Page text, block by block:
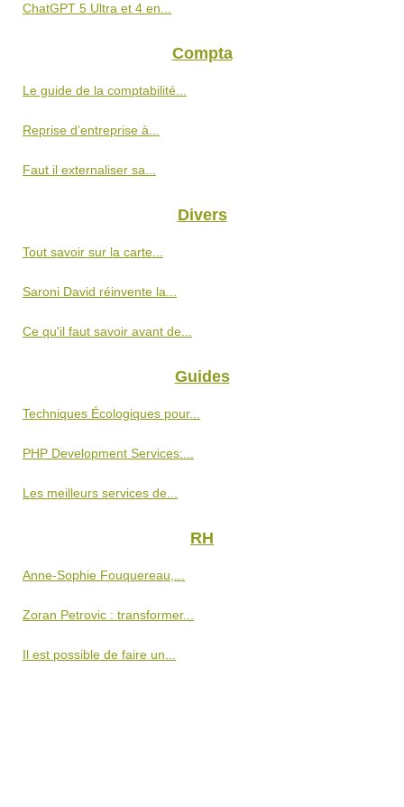
ChatGPT 5 Ultra et 4 en...
Compta
Le guide de la comptabilité...
Reprise d’entreprise à...
Faut il externaliser sa...
Divers
Tout savoir sur la carte...
Saroni David réinvente la...
Ce qu'il faut savoir avant de...
Guides
Techniques Écologiques pour...
PHP Development Services:...
Les meilleurs services de...
RH
Anne-Sophie Fouquereau,...
Zoran Petrovic : transformer...
Il est possible de faire un...